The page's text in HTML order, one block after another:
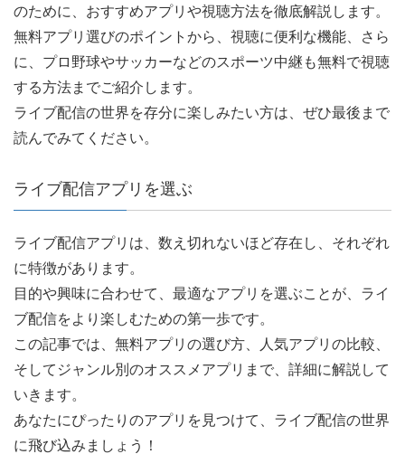
のために、おすすめアプリや視聴方法を徹底解説します。
無料アプリ選びのポイントから、視聴に便利な機能、さら
に、プロ野球やサッカーなどのスポーツ中継も無料で視聴
する方法までご紹介します。
ライブ配信の世界を存分に楽しみたい方は、ぜひ最後まで
読んでみてください。
ライブ配信アプリを選ぶ
ライブ配信アプリは、数え切れないほど存在し、それぞれ
に特徴があります。
目的や興味に合わせて、最適なアプリを選ぶことが、ライ
ブ配信をより楽しむための第一歩です。
この記事では、無料アプリの選び方、人気アプリの比較、
そしてジャンル別のオススメアプリまで、詳細に解説して
いきます。
あなたにぴったりのアプリを見つけて、ライブ配信の世界
に飛び込みましょう！